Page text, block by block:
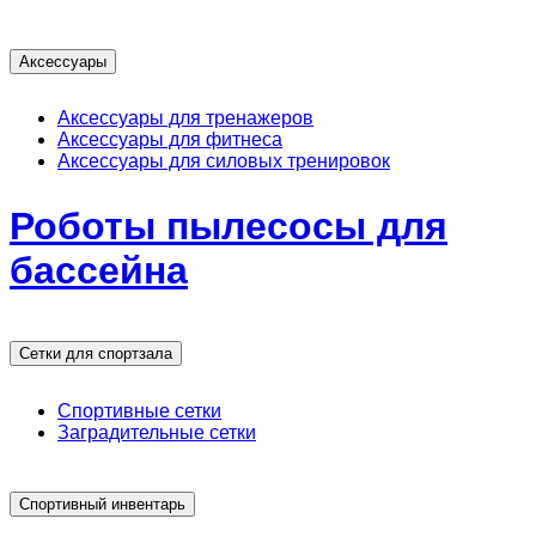
Аксессуары
Аксессуары для тренажеров
Аксессуары для фитнеса
Аксессуары для силовых тренировок
Роботы пылесосы для
бассейна
Сетки для спортзала
Спортивные сетки
Заградительные сетки
Спортивный инвентарь